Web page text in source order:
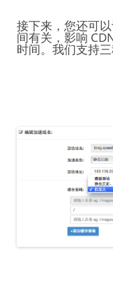
接下来，您还可
间有关，影响
时间。我们支持